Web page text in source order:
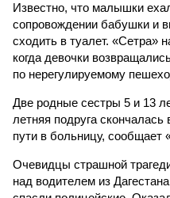
Известно, что малышки
сопровождении бабушки и
сходить в туалет. «Сетра»
когда девочки
по нерегулируемому
Две родные сестры 5 и 13
летняя подруга
пути в больницу, сообщает
Очевидцы страшной
над водителем из